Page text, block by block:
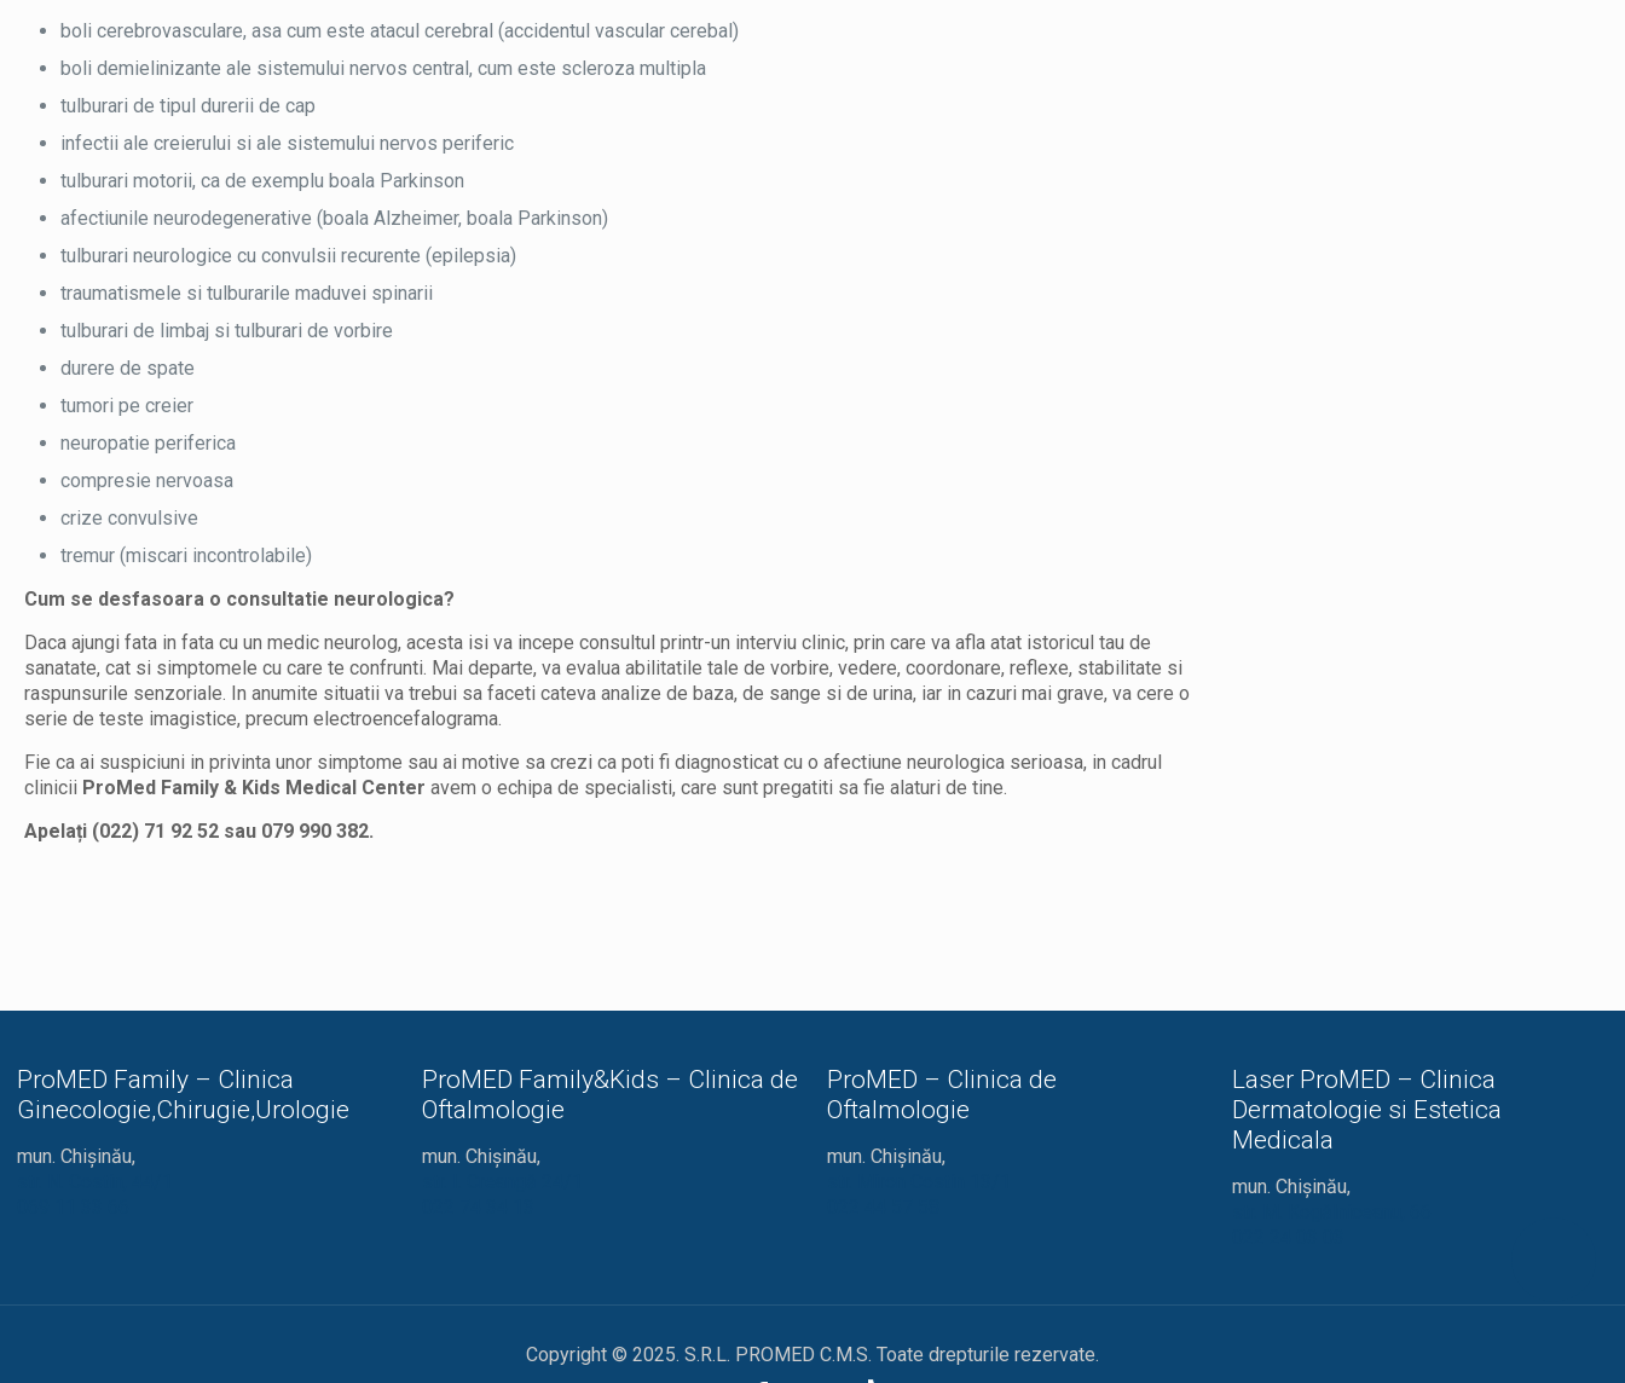
boli cerebrovasculare, asa cum este atacul cerebral (accidentul vascular cerebal)
boli demielinizante ale sistemului nervos central, cum este scleroza multipla
tulburari de tipul durerii de cap
infectii ale creierului si ale sistemului nervos periferic
tulburari motorii, ca de exemplu boala Parkinson
afectiunile neurodegenerative (boala Alzheimer, boala Parkinson)
tulburari neurologice cu convulsii recurente (epilepsia)
traumatismele si tulburarile maduvei spinarii
tulburari de limbaj si tulburari de vorbire
durere de spate
tumori pe creier
neuropatie periferica
compresie nervoasa
crize convulsive
tremur (miscari incontrolabile)
Cum se desfasoara o consultatie neurologica?
Daca ajungi fata in fata cu un medic neurolog, acesta isi va incepe consultul printr-un interviu clinic, prin care va afla atat istoricul tau de
sanatate, cat si simptomele cu care te confrunti. Mai departe, va evalua abilitatile tale de vorbire, vedere, coordonare, reflexe, stabilitate si
raspunsurile senzoriale. In anumite situatii va trebui sa faceti cateva analize de baza, de sange si de urina, iar in cazuri mai grave, va cere o
serie de teste imagistice, precum electroencefalograma.
Fie ca ai suspiciuni in privinta unor simptome sau ai motive sa crezi ca poti fi diagnosticat cu o afectiune neurologica serioasa, in cadrul
clinicii ProMed Family & Kids Medical Center avem o echipa de specialisti, care sunt pregatiti sa fie alaturi de tine.
Apelați (022) 71 92 52 sau 079 990 382.
ProMED Family – Clinica
Ginecologie,Chirugie,Urologie
mun. Chișinău,
ProMED Family&Kids – Clinica de
Oftalmologie
mun. Chișinău,
ProMED – Clinica de
Oftalmologie
mun. Chișinău,
Laser ProMED – Clinica
Dermatologie si Estetica
Medicala
mun. Chișinău,
Copyright © 2025. S.R.L. PROMED C.M.S. Toate drepturile rezervate.